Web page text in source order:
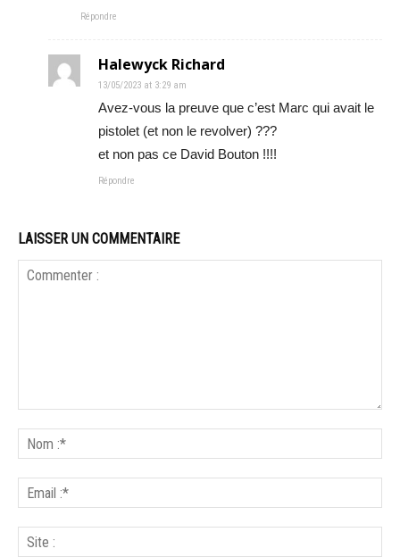
Répondre
Halewyck Richard
13/05/2023 at 3:29 am
Avez-vous la preuve que c’est Marc qui avait le
pistolet (et non le revolver) ???
et non pas ce David Bouton !!!!
Répondre
LAISSER UN COMMENTAIRE